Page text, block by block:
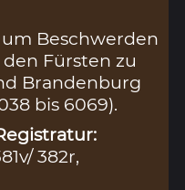
Beschwerden
Fürsten zu
Brandenburg
bis 6069).
382r,